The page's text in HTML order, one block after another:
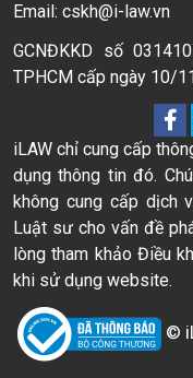
Email: cskh@i-law.vn
GCNĐKKD số
TPHCM cấp ngày 10/
iLAW chỉ cung cấp
dụng thông tin đó.
không cung cấp dịch
Luật sư cho vấn đề
lòng tham khảo Điều
khi sử dụng website.
©